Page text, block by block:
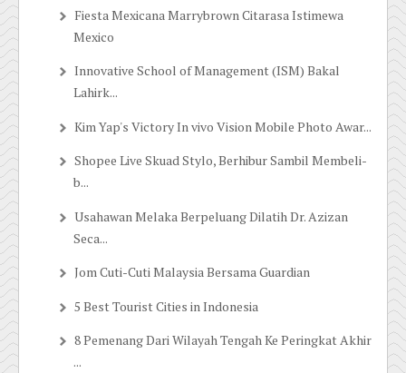
Fiesta Mexicana Marrybrown Citarasa Istimewa
Mexico
Innovative School of Management (ISM) Bakal
Lahirk...
Kim Yap's Victory In vivo Vision Mobile Photo Awar...
Shopee Live Skuad Stylo, Berhibur Sambil Membeli-
b...
Usahawan Melaka Berpeluang Dilatih Dr. Azizan
Seca...
Jom Cuti-Cuti Malaysia Bersama Guardian
5 Best Tourist Cities in Indonesia
8 Pemenang Dari Wilayah Tengah Ke Peringkat Akhir
...